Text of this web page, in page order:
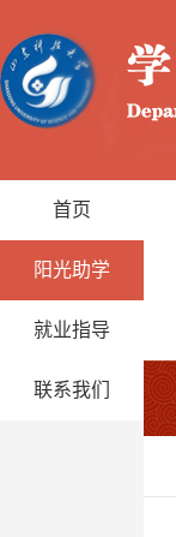
首页
阳光助学
就业指导
联系我们